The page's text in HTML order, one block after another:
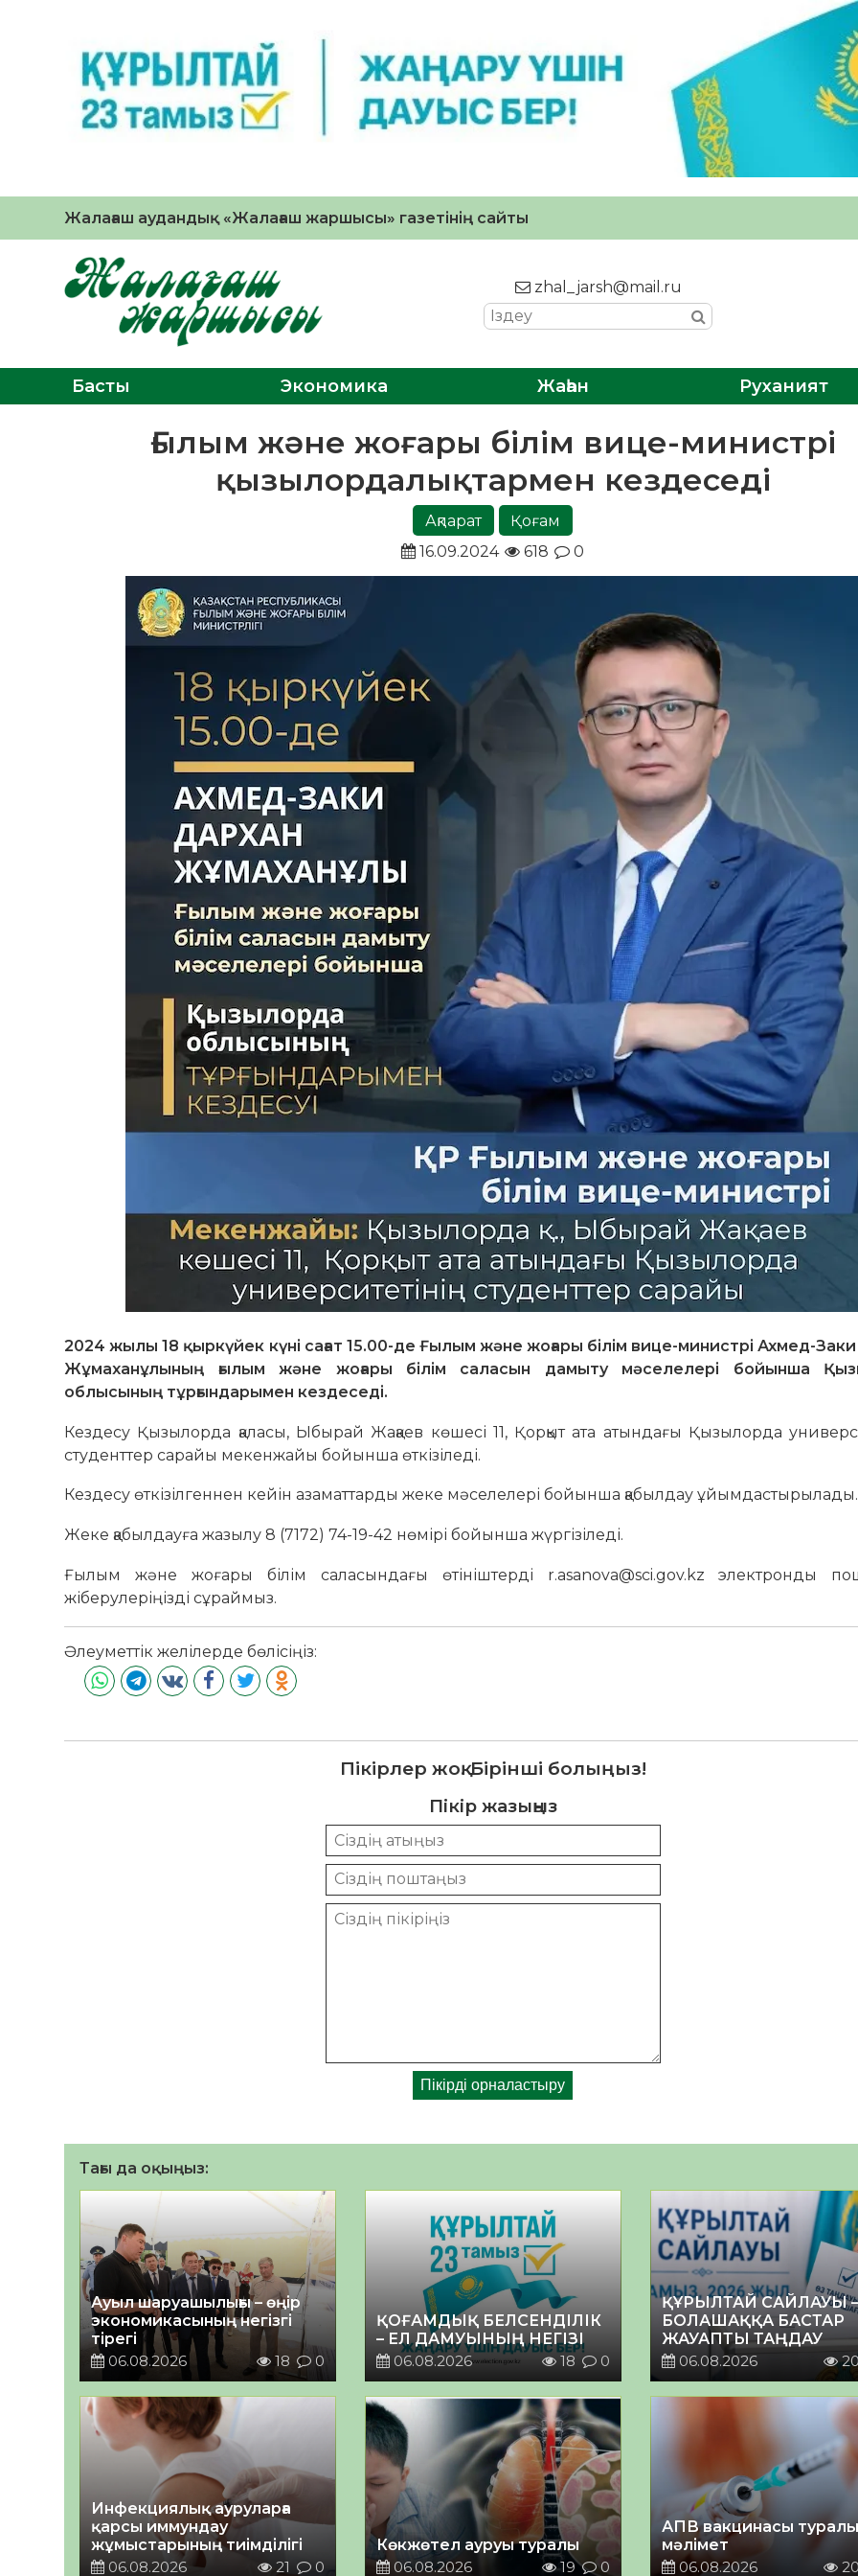
Жалағаш аудандық «Жалағаш жаршысы» газетінің сайты
zhal_jarsh@mail.ru
Басты Экономика Жаһан Руханият
Ғылым және жоғары білім вице-министрі
қызылордалықтармен кездеседі
Ақпарат
Қоғам
16.09.2024
618 0
2024 жылы 18 қыркүйек күні сағат 15.00-де Ғылым және жоғары білім вице-министрі Ахмед-
Жұмаханұлының ғылым және жоғары білім саласын дамыту мәселелері бойынша
облысының тұрғындарымен кездеседі.
Кездесу Қызылорда қаласы, Ыбырай Жақаев көшесі 11, Қорқыт ата атындағы Қызылорда
студенттер сарайы мекенжайы бойынша өткізіледі.
Кездесу өткізілгеннен кейін азаматтарды жеке мәселелері бойынша қабылдау ұйымдастырылады.
Жеке қабылдауға жазылу 8 (7172) 74-19-42 нөмірі бойынша жүргізіледі.
Ғылым және жоғары білім саласындағы өтініштерді r.asanova@sci.gov.kz электронды
жіберулеріңізді сұраймыз.
Әлеуметтік желілерде бөлісіңіз:
Пікірлер жоқ. Бірінші болыңыз!
Пікір жазыңыз
Тағы да оқыңыз:
Ауыл шаруашылығы – өңір
экономикасының негізгі
тірегі
06.08.2026
18 0
ҚОҒАМДЫҚ БЕЛСЕНДІЛІК
– ЕЛ ДАМУЫНЫҢ НЕГІЗІ
06.08.2026
18 0
ҚҰРЫЛТАЙ САЙЛАУЫ –
БОЛАШАҚҚА БАСТАР
ЖАУАПТЫ ТАҢДАУ
06.08.2026
20
Инфекциялық ауруларға
қарсы иммундау
жұмыстарының тиімділігі
06.08.2026
21 0
Көкжөтел ауруы туралы
06.08.2026
19 0
АПВ вакцинасы туралы
мәлімет
06.08.2026
20